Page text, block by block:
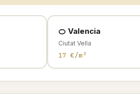
🍊 Valencia
Ciutat Vella
17 €/m²